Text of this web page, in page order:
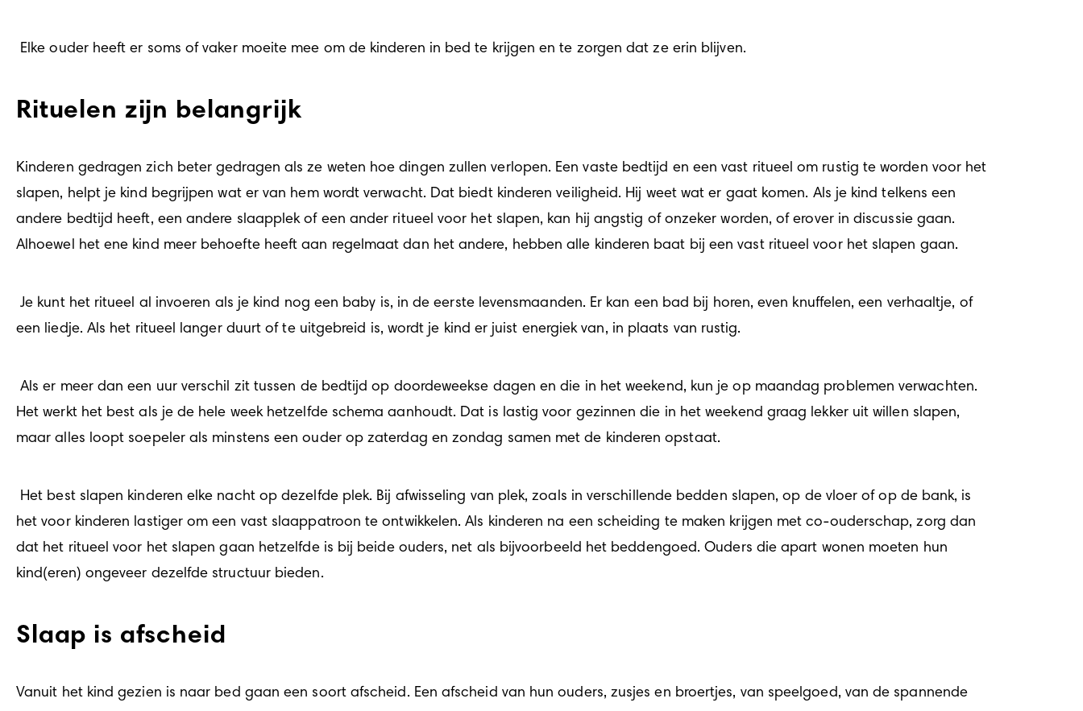
Elke ouder heeft er soms of vaker moeite mee om de kinderen in bed te krijgen en te zorgen dat ze erin blijven.
Rituelen zijn belangrijk
Kinderen gedragen zich beter gedragen als ze weten hoe dingen zullen verlopen. Een vaste bedtijd en een vast ritueel om rustig te worden voor het
slapen, helpt je kind begrijpen wat er van hem wordt verwacht. Dat biedt kinderen veiligheid. Hij weet wat er gaat komen. Als je kind telkens een
andere bedtijd heeft, een andere slaapplek of een ander ritueel voor het slapen, kan hij angstig of onzeker worden, of erover in discussie gaan.
Alhoewel het ene kind meer behoefte heeft aan regelmaat dan het andere, hebben alle kinderen baat bij een vast ritueel voor het slapen gaan.
Je kunt het ritueel al invoeren als je kind nog een baby is, in de eerste levensmaanden. Er kan een bad bij horen, even knuffelen, een verhaaltje, of
een liedje. Als het ritueel langer duurt of te uitgebreid is, wordt je kind er juist energiek van, in plaats van rustig.
Als er meer dan een uur verschil zit tussen de bedtijd op doordeweekse dagen en die in het weekend, kun je op maandag problemen verwachten.
Het werkt het best als je de hele week hetzelfde schema aanhoudt. Dat is lastig voor gezinnen die in het weekend graag lekker uit willen slapen,
maar alles loopt soepeler als minstens een ouder op zaterdag en zondag samen met de kinderen opstaat.
het voor kinderen lastiger om een vast slaappatroon te ontwikkelen. Als kinderen na een scheiding te maken krijgen met co-ouderschap, zorg dan
dat het ritueel voor het slapen gaan hetzelfde is bij beide ouders, net als bijvoorbeeld het beddengoed. Ouders die apart wonen moeten hun
kind(eren) ongeveer dezelfde structuur bieden.
Slaap is afscheid
Vanuit het kind gezien is naar bed gaan een soort afscheid. Een afscheid van hun ouders, zusjes en broertjes, van speelgoed, van de spannende